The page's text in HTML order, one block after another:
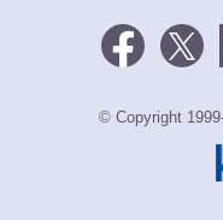
© Copyright